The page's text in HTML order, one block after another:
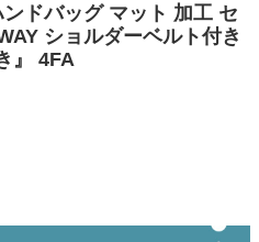
ドバッグ マット 加工 セ
ショルダーベルト付き
』 4FA